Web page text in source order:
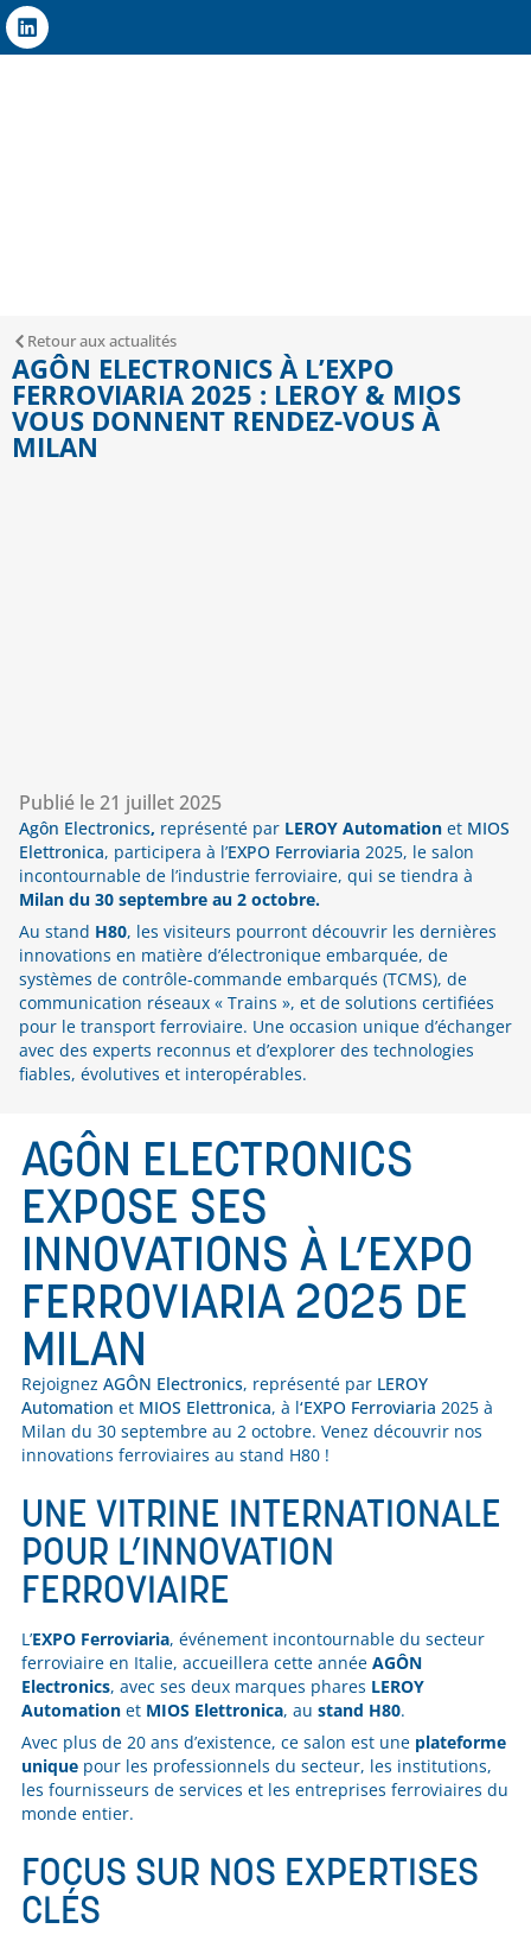
Retour aux actualités
AGÔN ELECTRONICS À L’EXPO
FERROVIARIA 2025 : LEROY & MIOS
VOUS DONNENT RENDEZ-VOUS À
MILAN
Publié le21 juillet 2025
Agôn Electronics, représenté par LEROY Automation et MIOS
Elettronica, participera à l’EXPO Ferroviaria 2025, le salon
incontournable de l’industrie ferroviaire, qui se tiendra à
Milan du 30 septembre au 2 octobre.
Au stand H80, les visiteurs pourront découvrir les dernières
innovations en matière d’électronique embarquée, de
systèmes de contrôle-commande embarqués (TCMS), de
communication réseaux « Trains », et de solutions certifiées
pour le transport ferroviaire. Une occasion unique d’échanger
avec des experts reconnus et d’explorer des technologies
fiables, évolutives et interopérables.
AGÔN ELECTRONICS
EXPOSE SES
INNOVATIONS À L’EXPO
FERROVIARIA 2025 DE
MILAN
Rejoignez AGÔN Electronics, représenté par LEROY
Automation et MIOS Elettronica, à l‘EXPO Ferroviaria 2025 à
Milan du 30 septembre au 2 octobre. Venez découvrir nos
innovations ferroviaires au stand H80 !
UNE VITRINE INTERNATIONALE
POUR L’INNOVATION
FERROVIAIRE
L’EXPO Ferroviaria, événement incontournable du secteur
ferroviaire en Italie, accueillera cette année AGÔN
Electronics, avec ses deux marques phares LEROY
Automation et MIOS Elettronica, au stand H80.
Avec plus de 20 ans d’existence, ce salon est une plateforme
unique pour les professionnels du secteur, les institutions,
les fournisseurs de services et les entreprises ferroviaires du
monde entier.
FOCUS SUR NOS EXPERTISES
CLÉS